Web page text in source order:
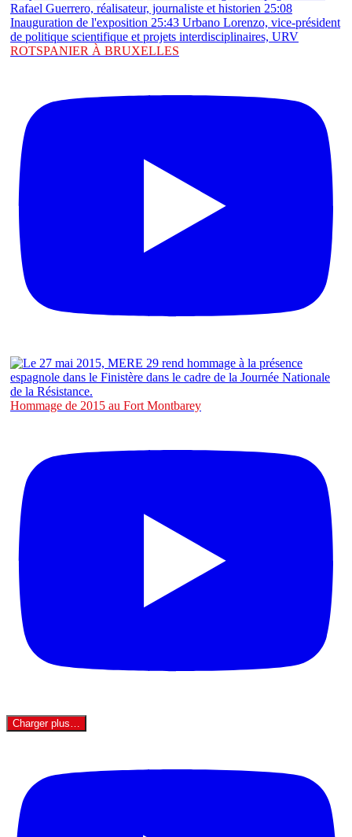
ROTSPANIER À BRUXELLES
Hommage de 2015 au Fort Montbarey
Charger plus…